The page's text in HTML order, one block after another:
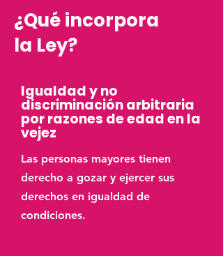
¿Qué incorpora
la Ley?
Igualdad y no
discriminación arbitraria
por razones de edad en la
vejez
Las personas mayores tienen
derecho a gozar y ejercer sus
derechos en igualdad de
condiciones.